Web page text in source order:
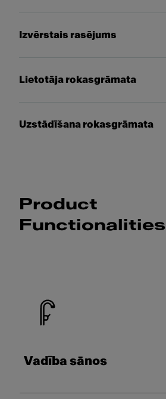
Izvērstais rasējums
Lietotāja rokasgrāmata
Uzstādīšana rokasgrāmata
Product
Functionalities
Vadība sānos